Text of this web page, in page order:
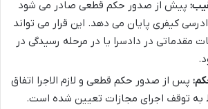
پیش از صدور حکم قطعی صادر می شود
کیفری پایان می دهد. این قرار می تواند
مقدماتی در دادسرا یا در مرحله رسیدگی در
پس از صدور حکم قطعی و لازم الاجرا اتفاق
به توقف اجرای مجازات تعیین شده است.